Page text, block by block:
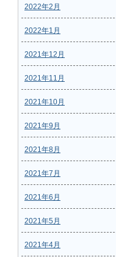
2022年2月
2022年1月
2021年12月
2021年11月
2021年10月
2021年9月
2021年8月
2021年7月
2021年6月
2021年5月
2021年4月